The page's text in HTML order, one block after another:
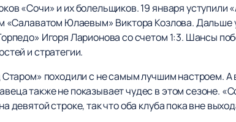
«Сочи» и их болельщиков. 19 января уступили
«Салаватом Юлаевым» Виктора Козлова. Дальше
Игоря Ларионова со счетом 1:3. Шансы
и стратегии.
Старом» походили с не самым лучшим настроем.
также не показывает чудес в этом сезоне.
девятой строке, так что оба клуба пока вне